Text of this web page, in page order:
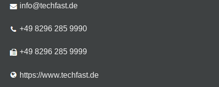
info@techfast.de
+49 8296 285 9990
+49 8296 285 9999
https://www.techfast.de